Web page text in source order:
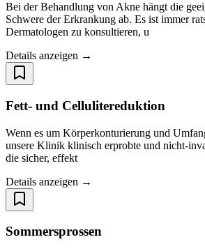
Bei der Behandlung von Akne hängt die
Schwere der Erkrankung ab. Es ist immer
Dermatologen zu konsultieren, u
Details anzeigen →
Fett- und Cellulitereduktion
Wenn es um Körperkonturierung und
unsere Klinik klinisch erprobte und nicht-
die sicher, effekt
Details anzeigen →
Sommersprossen